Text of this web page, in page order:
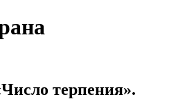
терпения».